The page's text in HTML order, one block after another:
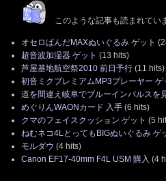
このような記事も読まれてい
オセロぱんだMAXぬいぐるみ ゲット
超音波加湿器 ゲット (13 hits)
芦屋基地航空祭2010 前日予行 (11 hits)
初音ミクプレミアムMP3プレーヤー ゲ
道を間違え岐阜でブルーインパルスを
めぐりんWAONカード 入手 (6 hits)
クマのフェイスクッション ゲット (5
ねむネコ4LとってもBIGぬいぐるみ ゲ
モルダウ (4 hits)
Canon EF17-40mm F4L USM 購入 (4